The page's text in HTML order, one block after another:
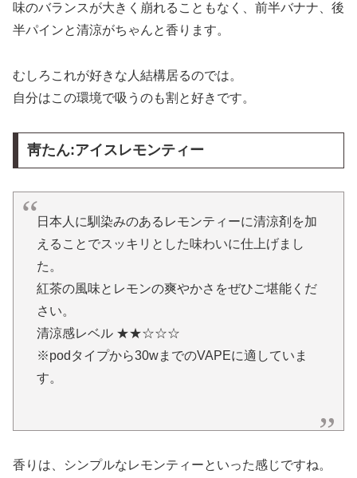
味のバランスが大きく崩れることもなく、前半バナナ、後
半パインと清涼がちゃんと香ります。
むしろこれが好きな人結構居るのでは。
自分はこの環境で吸うのも割と好きです。
靑たん:アイスレモンティー
日本人に馴染みのあるレモンティーに清涼剤を加
えることでスッキリとした味わいに仕上げまし
た。
紅茶の風味とレモンの爽やかさをぜひご堪能くだ
さい。
清涼感レベル ★★☆☆☆
※podタイプから30wまでのVAPEに適していま
す。
香りは、シンプルなレモンティーといった感じですね。